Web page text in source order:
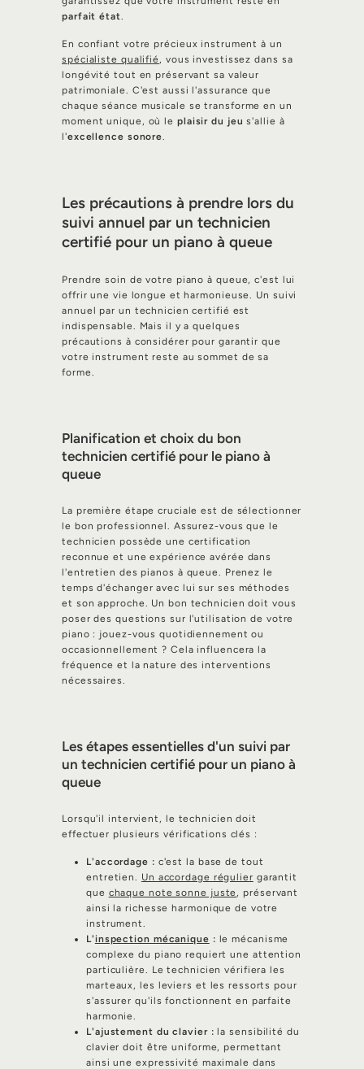
parfait état.
En confiant votre précieux instrument à un
spécialiste qualifié , vous investissez dans sa
longévité tout en préservant sa valeur
patrimoniale. C'est aussi l'assurance que
chaque séance musicale se transforme en un
moment unique, où le plaisir du jeu s'allie à
l'excellence sonore.
Les précautions à prendre lors du
suivi annuel par un technicien
certifié pour un piano à queue
Prendre soin de votre piano à queue, c'est lui
offrir une vie longue et harmonieuse. Un suivi
annuel par un technicien certifié est
indispensable. Mais il y a quelques
précautions à considérer pour garantir que
votre instrument reste au sommet de sa
forme.
Planification et choix du bon
technicien certifié pour le piano à
queue
La première étape cruciale est de sélectionner
le bon professionnel. Assurez-vous que le
technicien possède une certification
reconnue et une expérience avérée dans
l'entretien des pianos à queue. Prenez le
temps d'échanger avec lui sur ses méthodes
et son approche. Un bon technicien doit vous
poser des questions sur l'utilisation de votre
piano : jouez-vous quotidiennement ou
occasionnellement ? Cela influencera la
fréquence et la nature des interventions
nécessaires.
Les étapes essentielles d'un suivi par
un technicien certifié pour un piano à
queue
Lorsqu'il intervient, le technicien doit
effectuer plusieurs vérifications clés :
L'accordage : c'est la base de tout
entretien. Un accordage régulier garantit
que chaque note sonne juste , préservant
ainsi la richesse harmonique de votre
instrument.
L'inspection mécanique : le mécanisme
complexe du piano requiert une attention
particulière. Le technicien vérifiera les
marteaux, les leviers et les ressorts pour
s'assurer qu'ils fonctionnent en parfaite
harmonie.
L'ajustement du clavier : la sensibilité du
clavier doit être uniforme, permettant
ainsi une expressivité maximale dans